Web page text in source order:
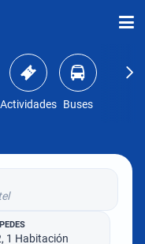
Actividades Buses
1 Habitación